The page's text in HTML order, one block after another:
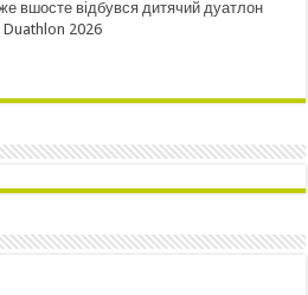
вшосте відбувся дитячий дуатлон
2026